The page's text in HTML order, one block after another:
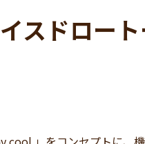
スドロー